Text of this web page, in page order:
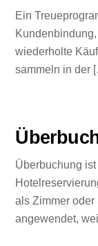
Ein
wiederholte
sammeln in der
Überbuchung
als Zimmer
angewendet,